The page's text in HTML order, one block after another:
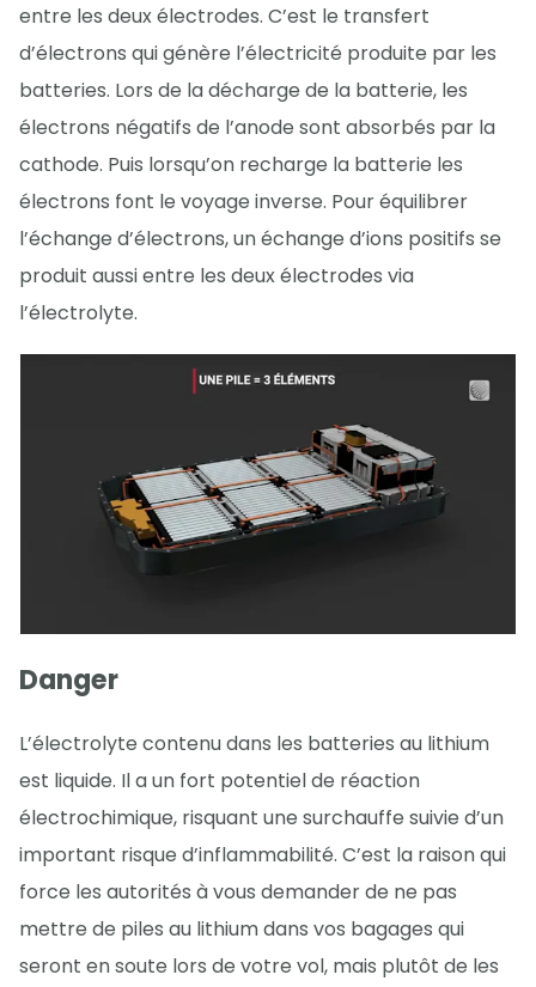
entre les deux électrodes. C’est le transfert
d’électrons qui génère l’électricité produite par les
batteries. Lors de la décharge de la batterie, les
électrons négatifs de l’anode sont absorbés par la
cathode. Puis lorsqu’on recharge la batterie les
électrons font le voyage inverse. Pour équilibrer
l’échange d’électrons, un échange d’ions positifs se
produit aussi entre les deux électrodes via
l’électrolyte.
Danger
L’électrolyte contenu dans les batteries au lithium
est liquide. Il a un fort potentiel de réaction
électrochimique, risquant une surchauffe suivie d’un
important risque d’inflammabilité. C’est la raison qui
force les autorités à vous demander de ne pas
mettre de piles au lithium dans vos bagages qui
seront en soute lors de votre vol, mais plutôt de les